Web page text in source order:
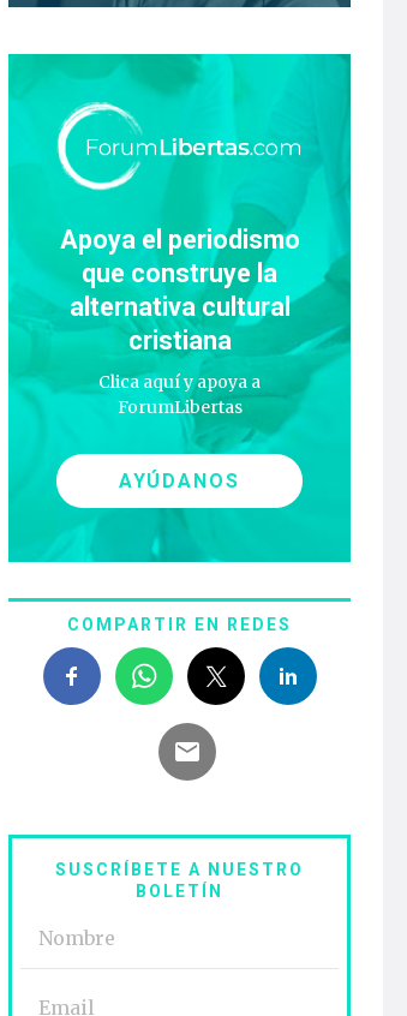
Apoya el periodismo
que construye la
alternativa cultural
cristiana
Clica aquí y apoya a
ForumLibertas
AYÚDANOS
COMPARTIR EN REDES
SUSCRÍBETE A NUESTRO
BOLETÍN